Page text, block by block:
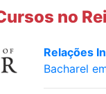
no
Relações
Bacharel